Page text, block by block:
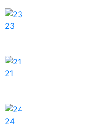
23
21
24